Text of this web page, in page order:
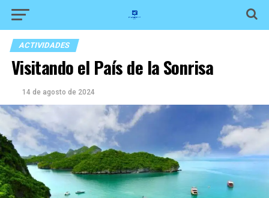
ACTIVIDADES
Visitando el País de la Sonrisa
14 de agosto de 2024